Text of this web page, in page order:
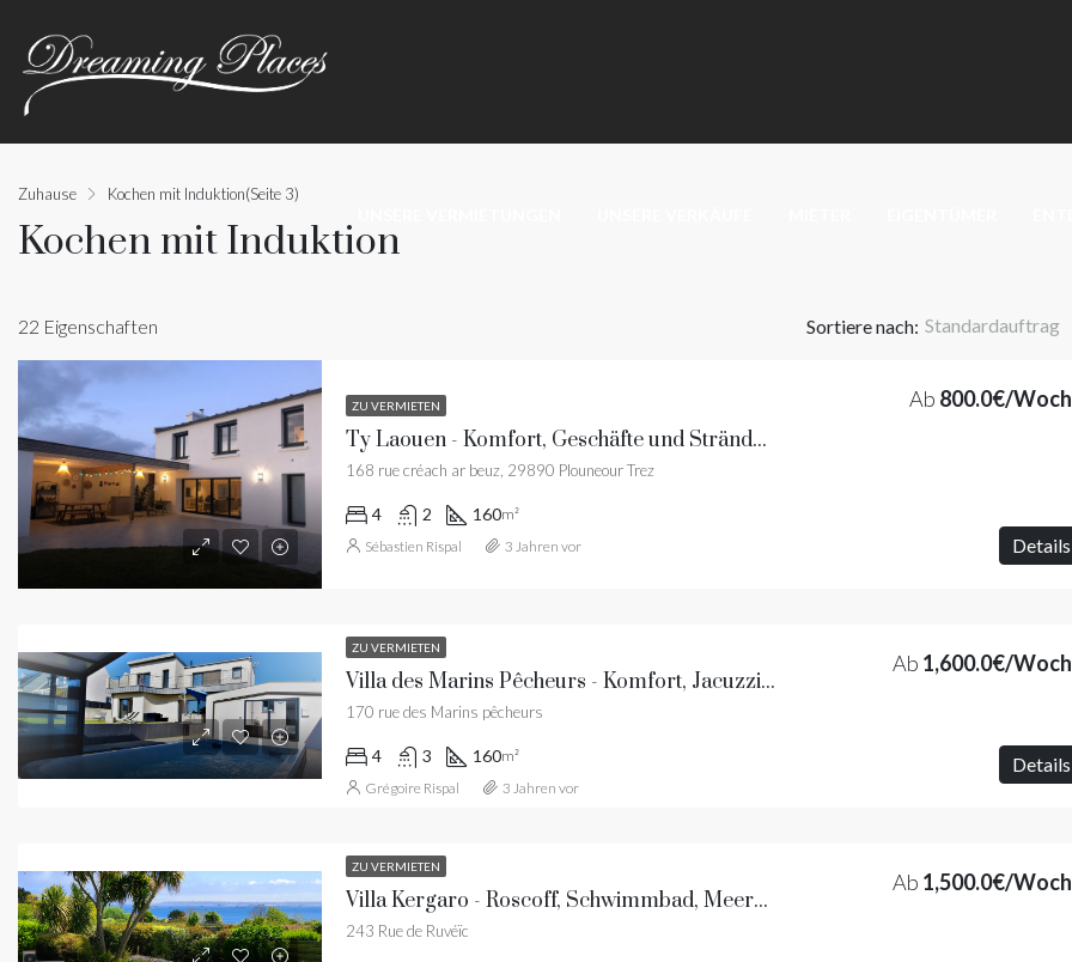
Zuhause Kochen mit Induktion(Seite 3)
Kochen mit Induktion
22 Eigenschaften Sortiere nach: Standardauftrag
ZU VERMIETEN
Ty Laouen - Komfort, Geschäfte und Strände zu Fuß erreichbar
Ab 800.0€/
168 rue créach ar beuz, 29890 Plouneour Trez
4 2 160m²
Details
Sébastien Rispal 3 Jahren vor
ZU VERMIETEN
Villa des Marins Pêcheurs - Komfort, Jacuzzi, Strände und Restaurants zu Fuß erreichbar
Ab 1,600.0€/
170 rue des Marins pêcheurs
4 3 160m² Details
Grégoire Rispal 3 Jahren vor
ZU VERMIETEN
Villa Kergaro - Roscoff, Schwimmbad, Meerblick, Strand in 200 m Entfernung
Ab 1,500.0€/
243 Rue de Ruvéïc